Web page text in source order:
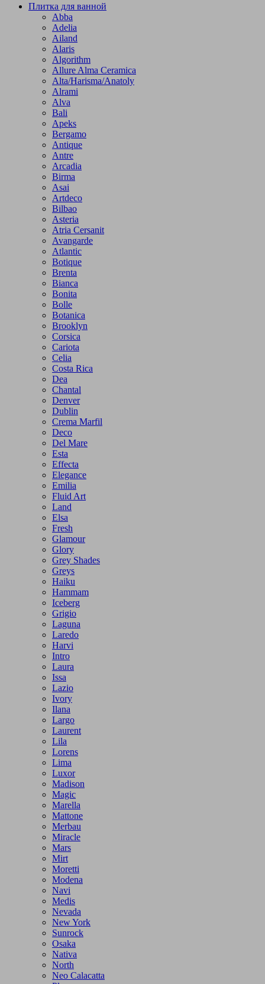
Плитка для ванной
Abba
Adelia
Ailand
Alaris
Algorithm
Allure Alma Ceramica
Alta/Harisma/Anatoly
Alrami
Alva
Bali
Apeks
Bergamo
Antique
Antre
Arcadia
Birma
Asai
Artdeco
Bilbao
Asteria
Atria Cersanit
Avangarde
Atlantic
Botique
Brenta
Bianca
Bonita
Bolle
Botanica
Brooklyn
Corsica
Cariota
Celia
Costa Rica
Dea
Chantal
Denver
Dublin
Crema Marfil
Deco
Del Mare
Esta
Effecta
Elegance
Emilia
Fluid Art
Land
Elsa
Fresh
Glamour
Glory
Grey Shades
Greys
Haiku
Hammam
Iceberg
Grigio
Laguna
Laredo
Harvi
Intro
Laura
Issa
Lazio
Ivory
Ilana
Largo
Laurent
Lila
Lorens
Lima
Luxor
Madison
Magic
Marella
Mattone
Merbau
Miracle
Mars
Mirt
Moretti
Modena
Navi
Medis
Nevada
New York
Sunrock
Osaka
Nativa
North
Neo Calacatta